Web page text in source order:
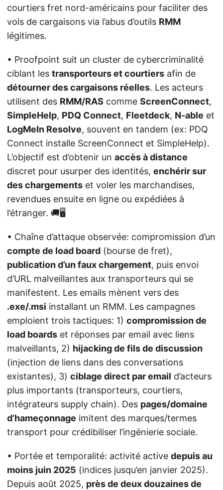
courtiers fret nord-américains pour faciliter des
vols de cargaisons via l’abus d’outils RMM
légitimes.
• Proofpoint suit un cluster de cybercriminalité
ciblant les transporteurs et courtiers afin de
détourner des cargaisons réelles. Les acteurs
utilisent des RMM/RAS comme ScreenConnect,
SimpleHelp, PDQ Connect, Fleetdeck, N‑able et
LogMeIn Resolve, souvent en tandem (ex: PDQ
Connect installe ScreenConnect et SimpleHelp).
L’objectif est d’obtenir un accès à distance
discret pour usurper des identités, enchérir sur
des chargements et voler les marchandises,
revendues ensuite en ligne ou expédiées à
l’étranger. 🚚🖥️
• Chaîne d’attaque observée: compromission d’un
compte de load board (bourse de fret),
publication d’un faux chargement, puis envoi
d’URL malveillantes aux transporteurs qui se
manifestent. Les emails mènent vers des
.exe/.msi installant un RMM. Les campagnes
emploient trois tactiques: 1) compromission de
load boards et réponses par email avec liens
malveillants, 2) hijacking de fils de discussion
(injection de liens dans des conversations
existantes), 3) ciblage direct par email d’acteurs
plus importants (transporteurs, courtiers,
intégrateurs supply chain). Des pages/domaine
d’hameçonnage imitent des marques/termes
transport pour crédibiliser l’ingénierie sociale.
• Portée et temporalité: activité active depuis au
moins juin 2025 (indices jusqu’en janvier 2025).
Depuis août 2025, près de deux douzaines de